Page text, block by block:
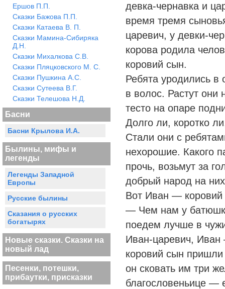
Ершов П.П.
Сказки Бажова П.П.
Сказки Катаева В. П.
Сказки Мамина-Сибиряка
Д.Н.
Сказки Михалкова С.В.
Сказки Пляцковского М. С.
Сказки Пушкина А.С.
Сказки Сутеева В.Г.
Сказки Телешова Н.Д.
Басни
Басни Крылова И.А.
Былины, мифы и
легенды
Легенды Западной
Европы
Русские былины
Сказания о русских
богатырях
Новые сказки. Сказки на
новый лад
Песенки, потешки,
прибаутки, присказки
девка-чернавка и
время тремя
царевич, у девки-
корова родила
коровий сын.
Ребята уродились в
в волос. Растут они
тесто на опаре
Долго ли, коротко
Стали они с
нехорошие. Какого
прочь, возьмут за
добрый народ на
Вот Иван — коровий
— Чем нам у
поедем лучше в
Иван-царевич,
коровий сын
он сковать им три
благословеньице —